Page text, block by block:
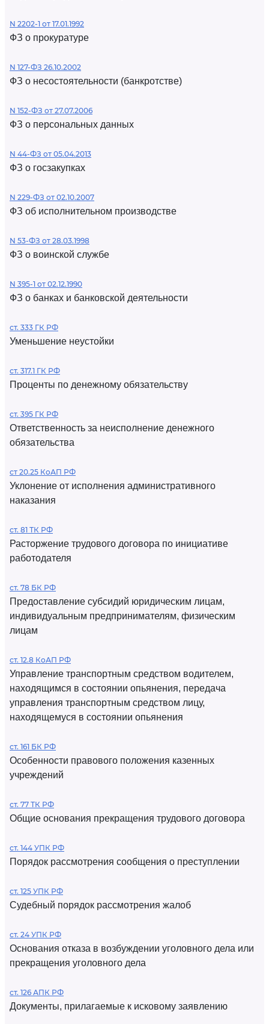
N 2202-1 от 17.01.1992
ФЗ о прокуратуре
N 127-ФЗ 26.10.2002
ФЗ о несостоятельности (банкротстве)
N 152-ФЗ от 27.07.2006
ФЗ о персональных данных
N 44-ФЗ от 05.04.2013
ФЗ о госзакупках
N 229-ФЗ от 02.10.2007
ФЗ об исполнительном производстве
N 53-ФЗ от 28.03.1998
ФЗ о воинской службе
N 395-1 от 02.12.1990
ФЗ о банках и банковской деятельности
ст. 333 ГК РФ
Уменьшение неустойки
ст. 317.1 ГК РФ
Проценты по денежному обязательству
ст. 395 ГК РФ
Ответственность за неисполнение денежного
обязательства
ст 20.25 КоАП РФ
Уклонение от исполнения административного
наказания
ст. 81 ТК РФ
Расторжение трудового договора по инициативе
работодателя
ст. 78 БК РФ
Предоставление субсидий юридическим лицам,
индивидуальным предпринимателям, физическим
лицам
ст. 12.8 КоАП РФ
Управление транспортным средством водителем,
находящимся в состоянии опьянения, передача
управления транспортным средством лицу,
находящемуся в состоянии опьянения
ст. 161 БК РФ
Особенности правового положения казенных
учреждений
ст. 77 ТК РФ
Общие основания прекращения трудового договора
ст. 144 УПК РФ
Порядок рассмотрения сообщения о преступлении
ст. 125 УПК РФ
Судебный порядок рассмотрения жалоб
ст. 24 УПК РФ
Основания отказа в возбуждении уголовного дела или
прекращения уголовного дела
ст. 126 АПК РФ
Документы, прилагаемые к исковому заявлению